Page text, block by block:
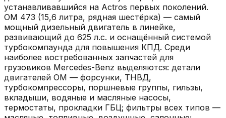
устанавливавшийся на Actros первых поколений.
OM 473 (15,6 литра, рядная шестёрка) — самый
мощный дизельный двигатель в линейке,
развивающий до 625 л.с. и оснащённый системой
турбокомпаунда для повышения КПД. Среди
наиболее востребованных запчастей для
грузовиков Mercedes-Benz выделяются: детали
двигателей OM — форсунки, ТНВД,
турбокомпрессоры, поршневые группы, гильзы,
вкладыши, водяные и масляные насосы,
термостаты, прокладки ГБЦ; фильтры всех типов —